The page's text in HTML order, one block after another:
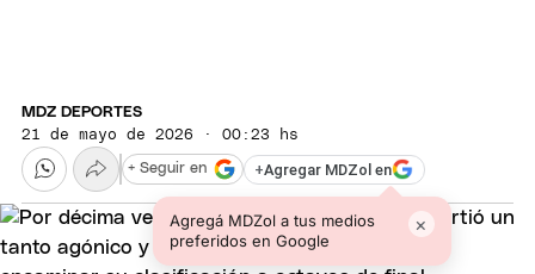
MDZ DEPORTES
21 de mayo de 2026 · 00:23 hs
+Agregar MDZol en
Agregá MDZol a tus medios
preferidos en Google
×
+ Seguir en